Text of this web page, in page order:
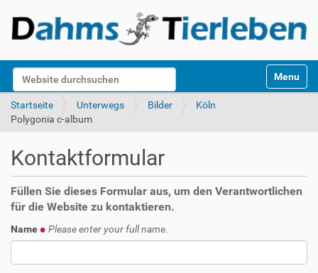
Website durchsuchen
k
Toggle
Startseite Unterwegs Bilder
Köln
Polygonia c-album
Kontaktformular
Füllen Sie dieses Formular aus, um den Verantwortlichen
für die Website zu kontaktieren.
Name Please enter your full name.